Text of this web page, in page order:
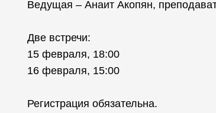
Ведущая – Анаит Акопян,
Две встречи:
15 февраля, 18:00
16 февраля, 15:00
Регистрация обязательна.